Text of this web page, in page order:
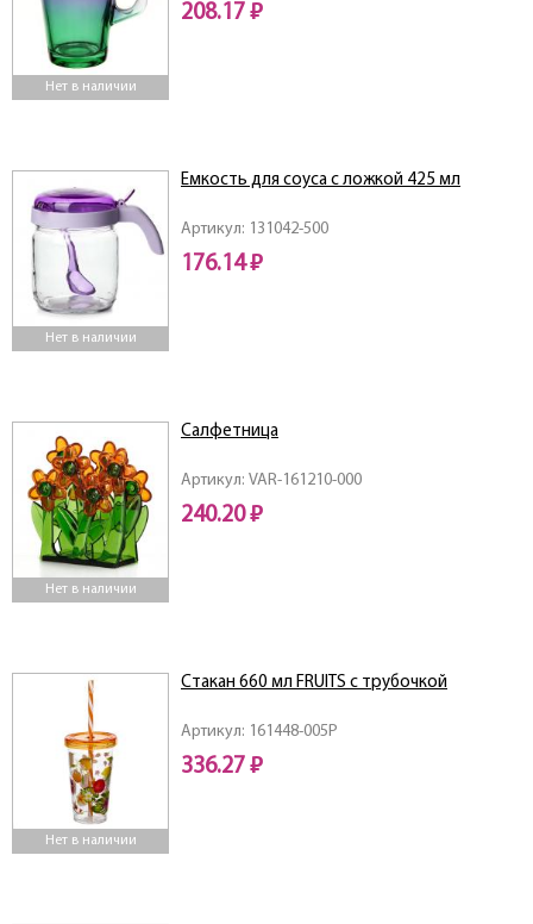
Нет в наличии
208.17 ₽
Нет в наличии
Артикул: 131042-500
Емкость для соуса с ложкой 425 мл
176.14 ₽
Нет в наличии
Артикул: VAR-161210-000
Салфетница
240.20 ₽
Нет в наличии
Артикул: 161448-005P
Стакан 660 мл FRUITS с трубочкой
336.27 ₽